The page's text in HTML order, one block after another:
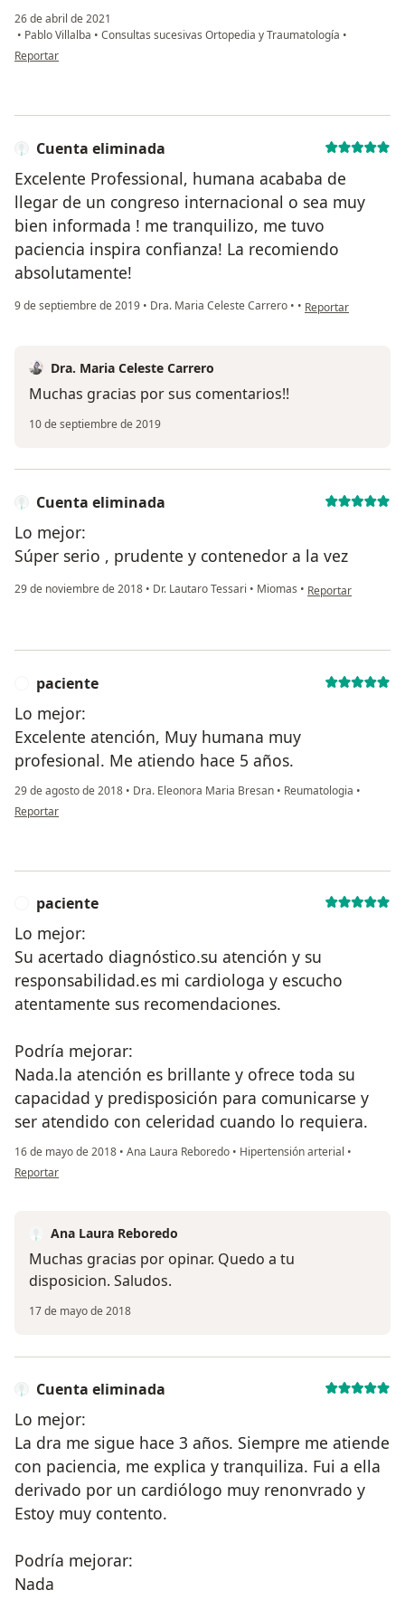
26 de abril de 2021
• Pablo Villalba • Consultas sucesivas Ortopedia y Traumatología •
en opinión del usuario Florencia Bianculli
Reportar
Cuenta eliminada
Excelente Professional, humana acababa de
llegar de un congreso internacional o sea muy
bien informada ! me tranquilizo, me tuvo
paciencia inspira confianza! La recomiendo
absolutamente!
9 de septiembre de 2019 • Dra. Maria Celeste Carrero • • en opinión del
Reportar
Dra. Maria Celeste Carrero
Muchas gracias por sus comentarios!!
10 de septiembre de 2019
Cuenta eliminada
Lo mejor:
Súper serio , prudente y contenedor a la vez
29 de noviembre de 2018 • Dr. Lautaro Tessari • Miomas • en opinión del
Reportar
paciente
Lo mejor:
Excelente atención, Muy humana muy
profesional. Me atiendo hace 5 años.
29 de agosto de 2018 • Dra. Eleonora Maria Bresan • Reumatologia •
en opinión del usuario paciente
Reportar
paciente
Lo mejor:
Su acertado diagnóstico.su atención y su
responsabilidad.es mi cardiologa y escucho
atentamente sus recomendaciones.
Podría mejorar:
Nada.la atención es brillante y ofrece toda su
capacidad y predisposición para comunicarse y
ser atendido con celeridad cuando lo requiera.
16 de mayo de 2018 • Ana Laura Reboredo • Hipertensión arterial •
en opinión del usuario paciente
Reportar
Ana Laura Reboredo
Muchas gracias por opinar. Quedo a tu
disposicion. Saludos.
17 de mayo de 2018
Cuenta eliminada
Lo mejor:
La dra me sigue hace 3 años. Siempre me atiende
con paciencia, me explica y tranquiliza. Fui a ella
derivado por un cardiólogo muy renonvrado y
Estoy muy contento.
Podría mejorar:
Nada